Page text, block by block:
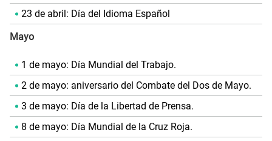
23 de abril: Día del Idioma Español
Mayo
1 de mayo: Día Mundial del Trabajo.
2 de mayo: aniversario del Combate del Dos de Mayo.
3 de mayo: Día de la Libertad de Prensa.
8 de mayo: Día Mundial de la Cruz Roja.